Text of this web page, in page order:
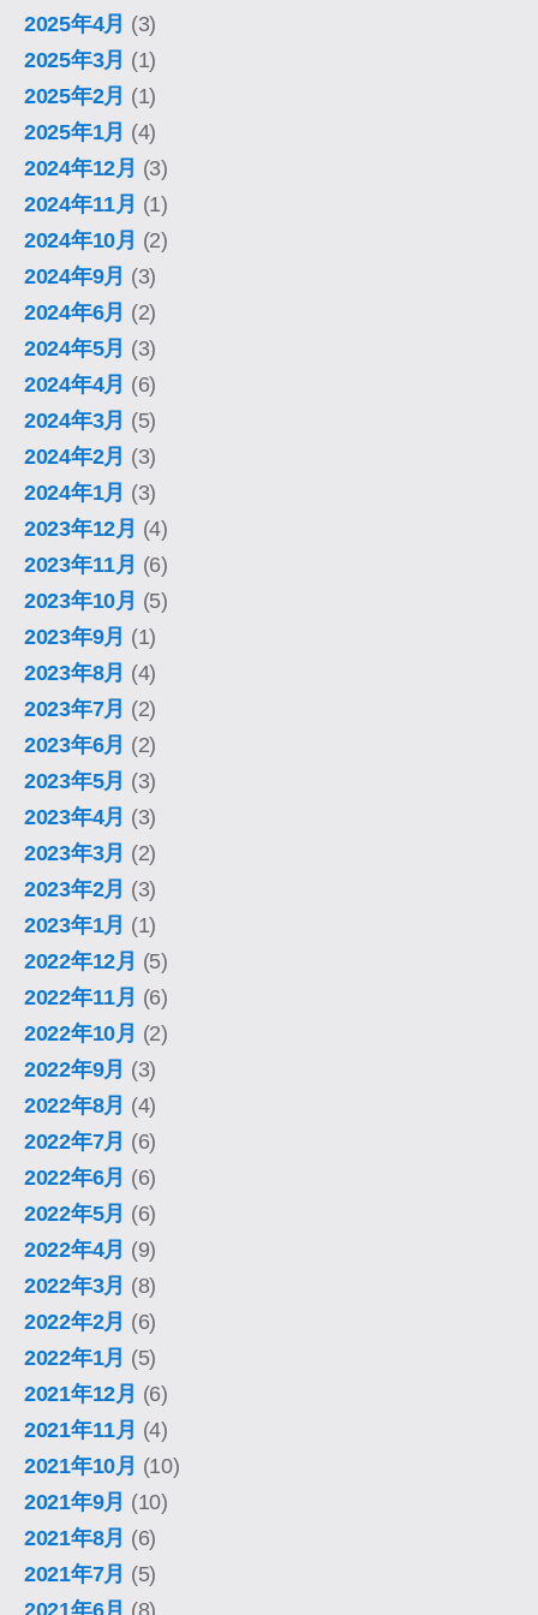
2025年4月 (3)
2025年3月 (1)
2025年2月 (1)
2025年1月 (4)
2024年12月 (3)
2024年11月 (1)
2024年10月 (2)
2024年9月 (3)
2024年6月 (2)
2024年5月 (3)
2024年4月 (6)
2024年3月 (5)
2024年2月 (3)
2024年1月 (3)
2023年12月 (4)
2023年11月 (6)
2023年10月 (5)
2023年9月 (1)
2023年8月 (4)
2023年7月 (2)
2023年6月 (2)
2023年5月 (3)
2023年4月 (3)
2023年3月 (2)
2023年2月 (3)
2023年1月 (1)
2022年12月 (5)
2022年11月 (6)
2022年10月 (2)
2022年9月 (3)
2022年8月 (4)
2022年7月 (6)
2022年6月 (6)
2022年5月 (6)
2022年4月 (9)
2022年3月 (8)
2022年2月 (6)
2022年1月 (5)
2021年12月 (6)
2021年11月 (4)
2021年10月 (10)
2021年9月 (10)
2021年8月 (6)
2021年7月 (5)
2021年6月 (8)